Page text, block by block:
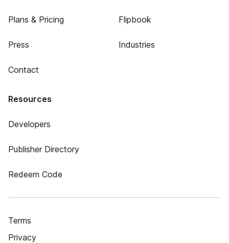
Plans & Pricing
Press
Contact
Flipbook
Industries
Resources
Developers
Publisher Directory
Redeem Code
Terms
Privacy